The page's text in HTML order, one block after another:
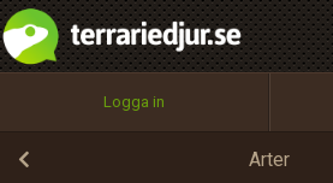
Logga in
Arter
Utför
100%
OK
integritetspolicy
Namn:
Epost:
Begär nytt lösenord